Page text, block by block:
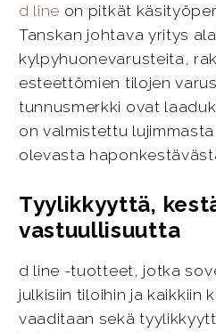
d line on pitkät
Tanskan johtava yritys
kylpyhuonevarusteita,
esteettömien tilojen
tunnusmerkki ovat
on valmistettu
olevasta
Tyylikkyyttä,
vastuullisuutta
d line -tuotteet, jotka
julkisiin tiloihin ja kaikkiin
vaaditaan sekä